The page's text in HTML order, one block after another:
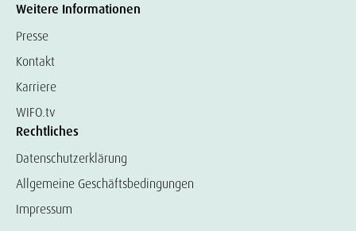
Weitere Informationen
Presse
Kontakt
Karriere
WIFO.tv
Rechtliches
Datenschutzerklärung
Allgemeine Geschäftsbedingungen
Impressum